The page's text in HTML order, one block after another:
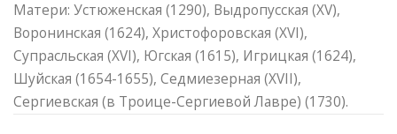
Матери: Устюженская (1290), Выдропусская (XV),
Воронинская (1624), Христофоровская (XVI),
Супрасльская (XVI), Югская (1615), Игрицкая (1624),
Шуйская (1654-1655), Седмиезерная (XVII),
Сергиевская (в Троице-Сергиевой Лавре) (1730).